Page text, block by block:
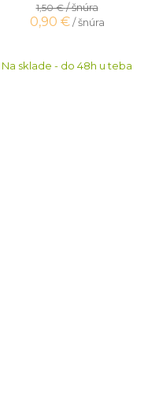
1,50 €/ šnúra
0,90 € / šnúra
Na sklade - do 48h u teba